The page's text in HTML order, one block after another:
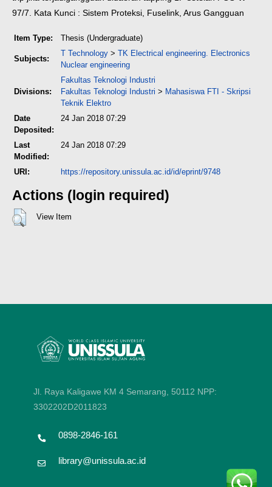
97/7.
Kata Kunci : Sistem Proteksi, Fuselink, Arus Gangguan
Item Type: Thesis (Undergraduate)
Subjects:
T Technology > TK Electrical engineering. Electronics
Nuclear engineering
Divisions:
Fakultas Teknologi Industri
Fakultas Teknologi Industri > Mahasiswa FTI - Skripsi
Teknik Elektro
Date
Deposited:
24 Jan 2018 07:29
Last
Modified:
24 Jan 2018 07:29
URI: https://repository.unissula.ac.id/id/eprint/9748
Actions (login required)
View Item
Jl. Raya Kaligawe KM 4 Semarang, 50112 NPP:
3302202D2011823
0898-2846-161
library@unissula.ac.id